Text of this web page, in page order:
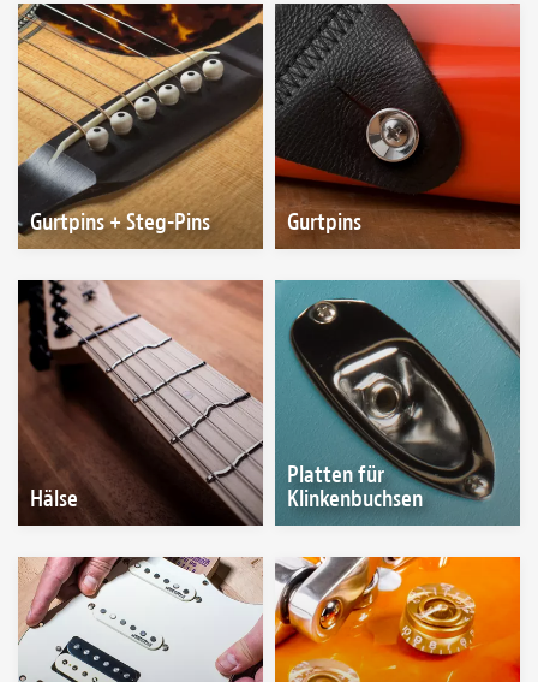
Gurtpins + Steg-Pins Gurtpins
Hälse
Platten für
Klinkenbuchsen